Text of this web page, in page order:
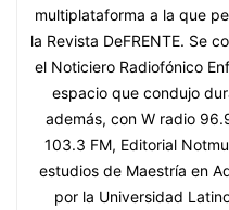
multiplataforma a la que
la Revista DeFRENTE. Se
el Noticiero Radiofónico
espacio que condujo
además, con W radio
103.3 FM, Editorial
estudios de Maestría en
por la Universidad